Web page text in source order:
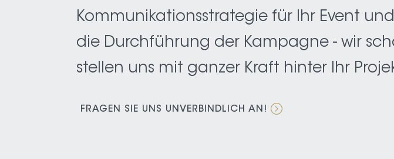
Kommunikationsstrategie für Ihr Event
die Durchführung der Kampagne - wir
stellen uns mit ganzer Kraft hinter Ihr
FRAGEN SIE UNS UNVERBINDLICH AN!